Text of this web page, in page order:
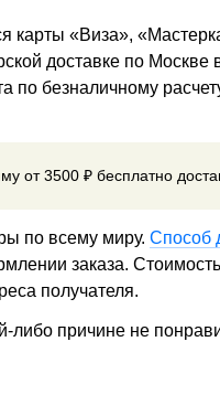
карты «Виза»,
доставке по
по безналичному
от 3500 ₽ бесплатно
по всему миру. Способ
заказа.
получателя.
либо причине не